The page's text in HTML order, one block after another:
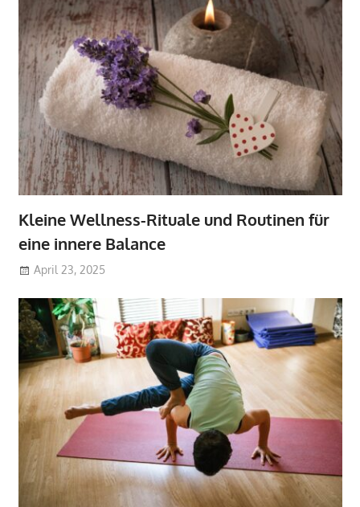
Kleine Wellness-Rituale und Routinen für
eine innere Balance
April 23, 2025